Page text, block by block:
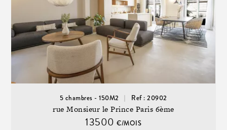
5 chambres - 150M2 Ref : 20902
rue Monsieur le Prince Paris 6ème
13500€/MOIS